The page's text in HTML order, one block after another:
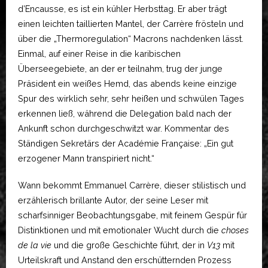
d’Encausse, es ist ein kühler Herbsttag. Er aber trägt
einen leichten taillierten Mantel, der Carrère frösteln und
über die „Thermoregulation“ Macrons nachdenken lässt.
Einmal, auf einer Reise in die karibischen
Überseegebiete, an der er teilnahm, trug der junge
Präsident ein weißes Hemd, das abends keine einzige
Spur des wirklich sehr, sehr heißen und schwülen Tages
erkennen ließ, während die Delegation bald nach der
Ankunft schon durchgeschwitzt war. Kommentar des
Ständigen Sekretärs der Académie Française: „Ein gut
erzogener Mann transpiriert nicht.“
Wann bekommt Emmanuel Carrère, dieser stilistisch und
erzählerisch brillante Autor, der seine Leser mit
scharfsinniger Beobachtungsgabe, mit feinem Gespür für
Distinktionen und mit emotionaler Wucht durch die choses
de la vie und die große Geschichte führt, der in V13 mit
Urteilskraft und Anstand den erschütternden Prozess